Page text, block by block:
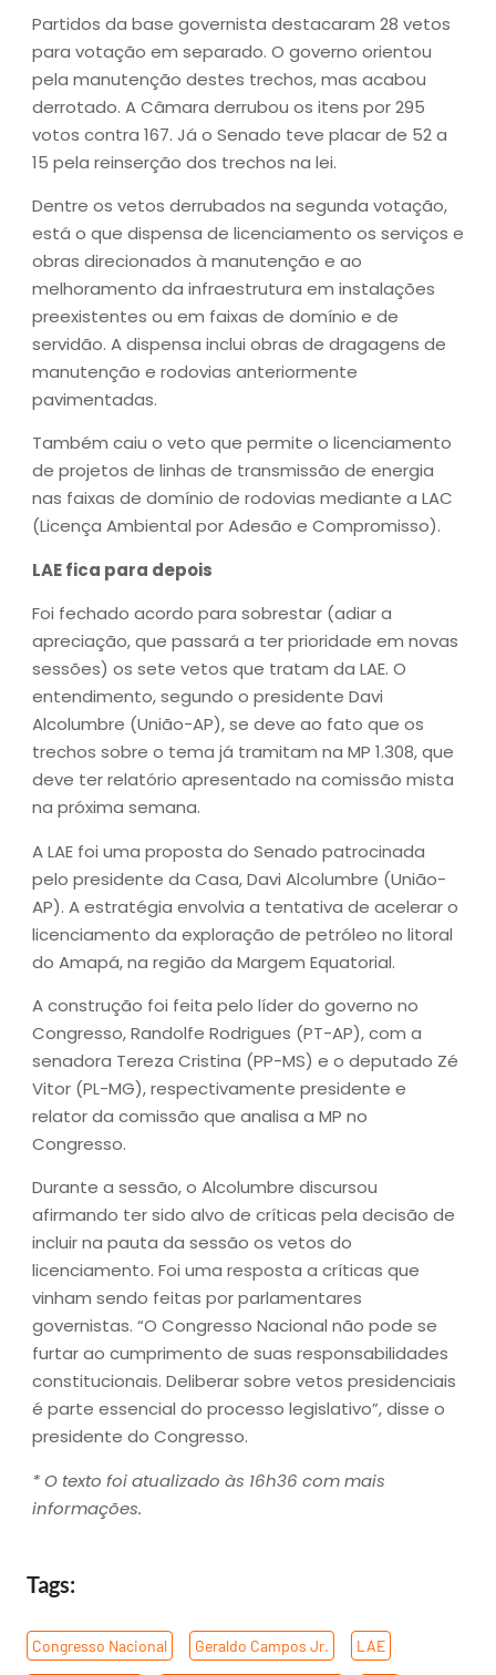
Partidos da base governista destacaram 28 vetos
para votação em separado. O governo orientou
pela manutenção destes trechos, mas acabou
derrotado. A Câmara derrubou os itens por 295
votos contra 167. Já o Senado teve placar de 52 a
15 pela reinserção dos trechos na lei.
Dentre os vetos derrubados na segunda votação,
está o que dispensa de licenciamento os serviços e
obras direcionados à manutenção e ao
melhoramento da infraestrutura em instalações
preexistentes ou em faixas de domínio e de
servidão. A dispensa inclui obras de dragagens de
manutenção e rodovias anteriormente
pavimentadas.
Também caiu o veto que permite o licenciamento
de projetos de linhas de transmissão de energia
nas faixas de domínio de rodovias mediante a LAC
(Licença Ambiental por Adesão e Compromisso).
LAE fica para depois
Foi fechado acordo para sobrestar (adiar a
apreciação, que passará a ter prioridade em novas
sessões) os sete vetos que tratam da LAE. O
entendimento, segundo o presidente Davi
Alcolumbre (União-AP), se deve ao fato que os
trechos sobre o tema já tramitam na MP 1.308, que
deve ter relatório apresentado na comissão mista
na próxima semana.
A LAE foi uma proposta do Senado patrocinada
pelo presidente da Casa, Davi Alcolumbre (União-
AP). A estratégia envolvia a tentativa de acelerar o
licenciamento da exploração de petróleo no litoral
do Amapá, na região da Margem Equatorial.
A construção foi feita pelo líder do governo no
Congresso, Randolfe Rodrigues (PT-AP), com a
senadora Tereza Cristina (PP-MS) e o deputado Zé
Vitor (PL-MG), respectivamente presidente e
relator da comissão que analisa a MP no
Congresso.
Durante a sessão, o Alcolumbre discursou
afirmando ter sido alvo de críticas pela decisão de
incluir na pauta da sessão os vetos do
licenciamento. Foi uma resposta a críticas que
vinham sendo feitas por parlamentares
governistas. “O Congresso Nacional não pode se
furtar ao cumprimento de suas responsabilidades
constitucionais. Deliberar sobre vetos presidenciais
é parte essencial do processo legislativo”, disse o
presidente do Congresso.
* O texto foi atualizado às 16h36 com mais
informações.
Tags:
Congresso Nacional Geraldo Campos Jr. LAE